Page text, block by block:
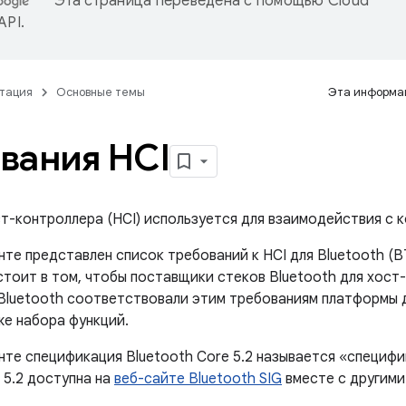
.
Основные темы Эта
HCI
контроллера (HCI) используется для взаимодействия с
представлен список требований к HCI для Bluetooth
в том, чтобы поставщики стеков Bluetooth для
соответствовали этим требованиям платформы
набора функций.
спецификация Bluetooth Core 5.2 называется
доступна на веб-сайте Bluetooth SIG вместе с